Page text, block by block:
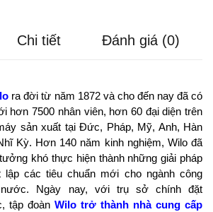
Chi tiết Đánh giá (0)
ra đời từ năm 1872 và cho đến nay đã có
hơn 7500 nhân viên, hơn 60 đại diện trên
sản xuất tại Đức, Pháp, Mỹ, Anh, Hàn
Kỳ. Hơn 140 năm kinh nghiệm, Wilo đã
khó thực hiện thành những giải pháp
lập các tiêu chuẩn mới cho ngành công
Ngày nay, với trụ sở chính đặt
tập đoàn Wilo trở thành nhà cung cấp